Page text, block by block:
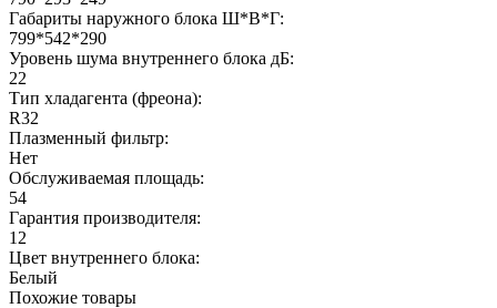
Габариты наружного блока Ш*В*Г:
799*542*290
Уровень шума внутреннего блока дБ:
22
Тип хладагента (фреона):
R32
Плазменный фильтр:
Нет
Обслуживаемая площадь:
54
Гарантия производителя:
12
Цвет внутреннего блока:
Белый
Похожие товары